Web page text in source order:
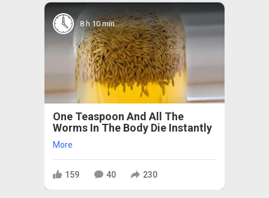
8 h 10 min
One Teaspoon And All The
Worms In The Body Die Instantly
More
159 40 230